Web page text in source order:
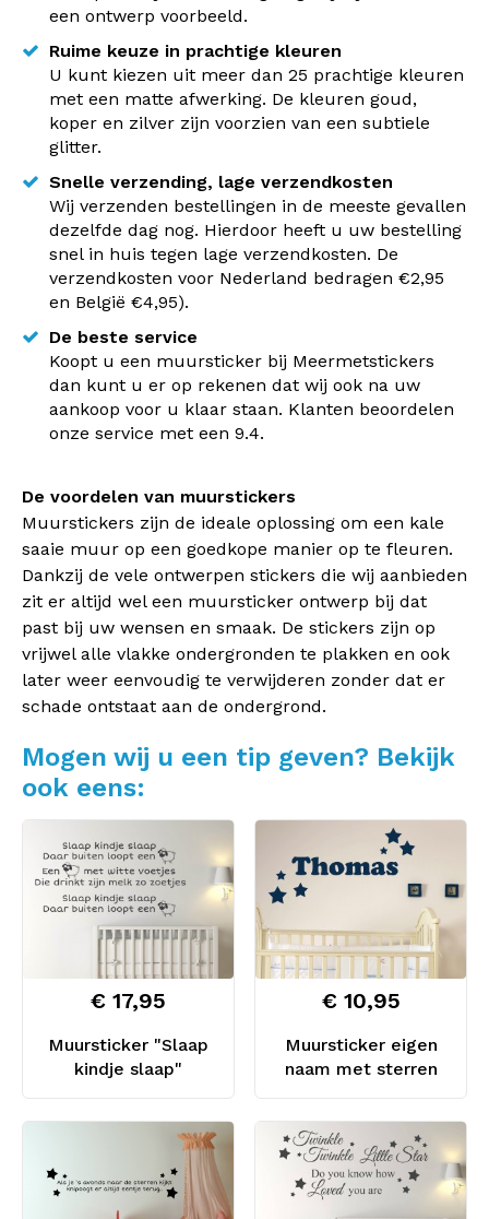
een ontwerp voorbeeld.
Ruime keuze in prachtige kleuren
U kunt kiezen uit meer dan 25 prachtige kleuren
met een matte afwerking. De kleuren goud,
koper en zilver zijn voorzien van een subtiele
glitter.
Snelle verzending, lage verzendkosten
Wij verzenden bestellingen in de meeste gevallen
dezelfde dag nog. Hierdoor heeft u uw bestelling
snel in huis tegen lage verzendkosten. De
verzendkosten voor Nederland bedragen €2,95
en België €4,95).
De beste service
Koopt u een muursticker bij Meermetstickers
dan kunt u er op rekenen dat wij ook na uw
aankoop voor u klaar staan. Klanten beoordelen
onze service met een 9.4.
De voordelen van muurstickers
Muurstickers zijn de ideale oplossing om een kale
saaie muur op een goedkope manier op te fleuren.
Dankzij de vele ontwerpen stickers die wij aanbieden
zit er altijd wel een muursticker ontwerp bij dat
past bij uw wensen en smaak. De stickers zijn op
vrijwel alle vlakke ondergronden te plakken en ook
later weer eenvoudig te verwijderen zonder dat er
schade ontstaat aan de ondergrond.
Mogen wij u een tip geven? Bekijk
ook eens:
Muursticker "Slaap
kindje slaap"
€ 17,95
Muursticker eigen
naam met sterren
€ 10,95